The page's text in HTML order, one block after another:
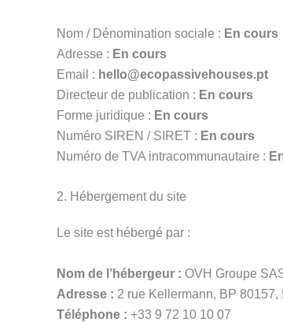
Nom / Dénomination sociale : En cours
Adresse : En cours
Email : hello@ecopassivehouses.pt
Directeur de publication : En cours
Forme juridique : En cours
Numéro SIREN / SIRET : En cours
Numéro de TVA intracommunautaire :
2. Hébergement du site
Le site est hébergé par :
Nom de l’hébergeur : OVH Groupe
Adresse : 2 rue Kellermann, BP
Téléphone : +33 9 72 10 10 07